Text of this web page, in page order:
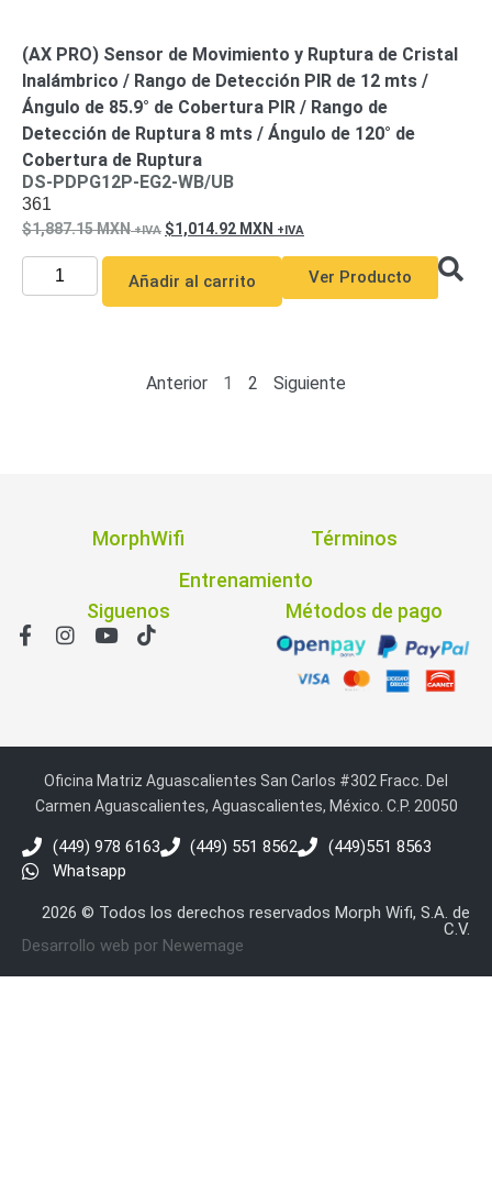
(AX PRO) Sensor de Movimiento y Ruptura de Cristal
Inalámbrico / Rango de Detección PIR de 12 mts /
Ángulo de 85.9° de Cobertura PIR / Rango de
Detección de Ruptura 8 mts / Ángulo de 120° de
Cobertura de Ruptura
DS-PDPG12P-EG2-WB/UB
361
1,887.15MXN 1,014.92 MXN
Añadir al carrito Ver Producto
Anterior 1 2 Siguiente
MorphWifi
Términos
Entrenamiento
Siguenos
Métodos de pago
Oficina Matriz Aguascalientes San Carlos #302 Fracc. Del
Carmen Aguascalientes, Aguascalientes, México. C.P. 20050
(449) 978 6163 (449) 551 8562
(449)551 8563
Whatsapp
2026 © Todos los derechos reservados Morph Wifi, S.A. de
C.V.
Desarrollo web por Newemage